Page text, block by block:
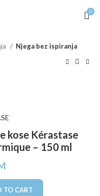
0
Njega bez ispiranja
kose Kérastase
– 150 ml
TO CART